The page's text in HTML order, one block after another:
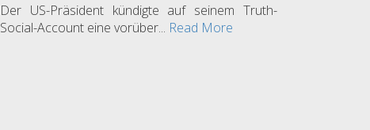
Der US-Präsident kündigte auf seinem Truth-
Social-Account eine vorüber... Read More